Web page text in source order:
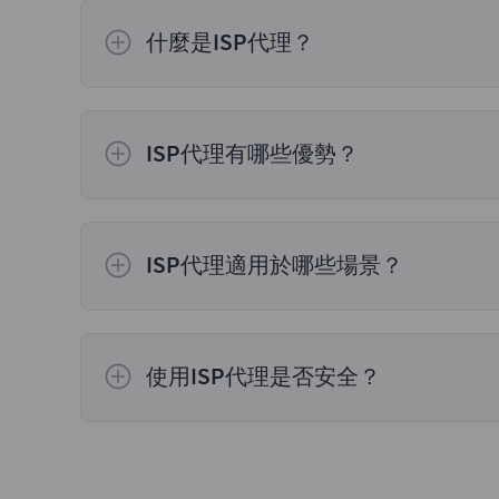
什麼是ISP代理？
ISP代理有哪些優勢？
ISP代理適用於哪些場景？
使用ISP代理是否安全？